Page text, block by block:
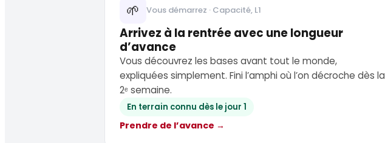
🌱 Vous démarrez · Capacité, L1
Arrivez à la rentrée avec une longueur
d’avance
Vous découvrez les bases avant tout le monde,
expliquées simplement. Fini l’amphi où l’on décroche dès la
2ᵉ semaine.
En terrain connu dès le jour 1
Prendre de l’avance →